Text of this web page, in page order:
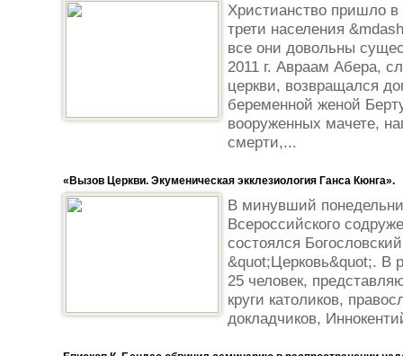
Христианство пришло
трети населения
все они довольны
2011 г. Авраам Абера,
церкви, возвращался
беременной женой
вооруженных мачете,
смерти,...
«Вызов Церкви. Экуменическая экклезиология Ганса Кюнга».
В минувший
Всероссийского
состоялся
&quot;Церковь&quot;. В
25 человек,
круги католиков,
докладчиков,